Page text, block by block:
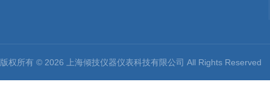
版权所有 © 2026 上海倾技仪器仪表科技有限公司 All Rights